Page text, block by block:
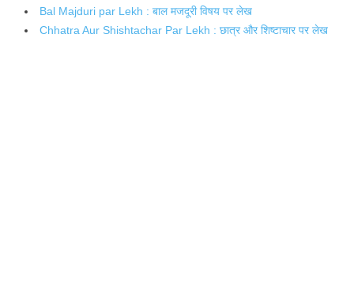
Bal Majduri par Lekh : बाल मजदूरी विषय पर लेख
Chhatra Aur Shishtachar Par Lekh : छात्र और शिष्टाचार पर लेख